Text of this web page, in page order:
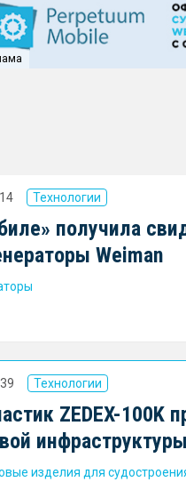
Технологии
получила
Weiman
Технологии
ZEDEX-100K
инфраструктуры
изделия для